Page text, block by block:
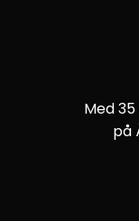
Med
på